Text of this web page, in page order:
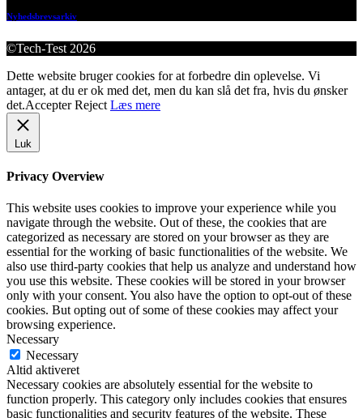
Nyhedsbrevsarkiv
©Tech-Test 2026
Dette website bruger cookies for at forbedre din oplevelse. Vi
antager, at du er ok med det, men du kan slå det fra, hvis du ønsker
det.Accepter Reject Læs mere
Luk
Privacy Overview
This website uses cookies to improve your experience while you
navigate through the website. Out of these, the cookies that are
categorized as necessary are stored on your browser as they are
essential for the working of basic functionalities of the website. We
also use third-party cookies that help us analyze and understand how
you use this website. These cookies will be stored in your browser
only with your consent. You also have the option to opt-out of these
cookies. But opting out of some of these cookies may affect your
browsing experience.
Necessary
Necessary
Altid aktiveret
Necessary cookies are absolutely essential for the website to
function properly. This category only includes cookies that ensures
basic functionalities and security features of the website. These